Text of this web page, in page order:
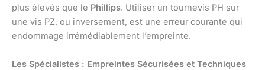
plus élevés que le Phillips. Utiliser un tournevis PH sur
une vis PZ, ou inversement, est une erreur courante qui
endommage irrémédiablement l’empreinte.
Les Spécialistes : Empreintes Sécurisées et Techniques